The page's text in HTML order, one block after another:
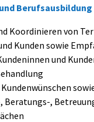
Koordinieren von
Kunden sowie
und
,